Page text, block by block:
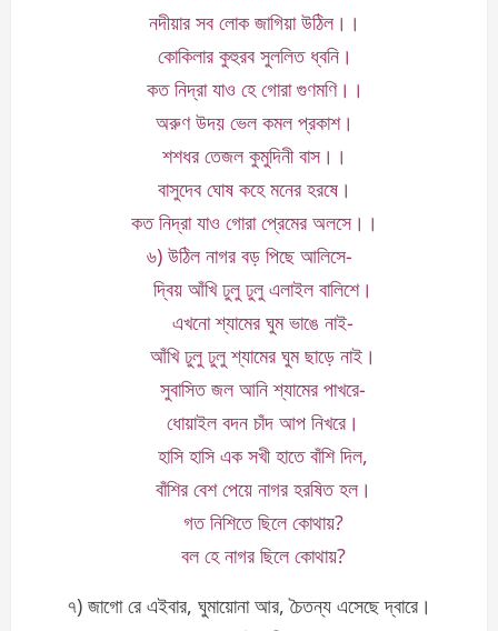
নদীয়ার সব লোক জাগিয়া উঠিল।।
কোকিলার কুহুরব সুললিত ধ্বনি।
কত নিদ্রা যাও হে গোরা গুণমণি।।
অরুণ উদয় ভেল কমল প্রকাশ।
শশধর তেজল কুমুদিনী বাস।।
বাসুদেব ঘোষ কহে মনের হরষে।
কত নিদ্রা যাও গোরা প্রেমের অলসে।।
৬) উঠিল নাগর বড় পিছে আলিসে-
দ্বিয় আঁখি ঢুলু ঢুলু এলাইল বালিশে।
এখনো শ্যামের ঘুম ভাঙে নাই-
আঁখি ঢুলু ঢুলু শ্যামের ঘুম ছাড়ে নাই।
সুবাসিত জল আনি শ্যামের পাখরে-
ধোয়াইল বদন চাঁদ আপ নিখরে।
হাসি হাসি এক সখী হাতে বাঁশি দিল,
বাঁশির বেশ পেয়ে নাগর হরষিত হল।
গত নিশিতে ছিলে কোথায়?
বল হে নাগর ছিলে কোথায়?
৭) জাগো রে এইবার, ঘুমায়োনা আর, চৈতন্য এসেছে দ্বারে।